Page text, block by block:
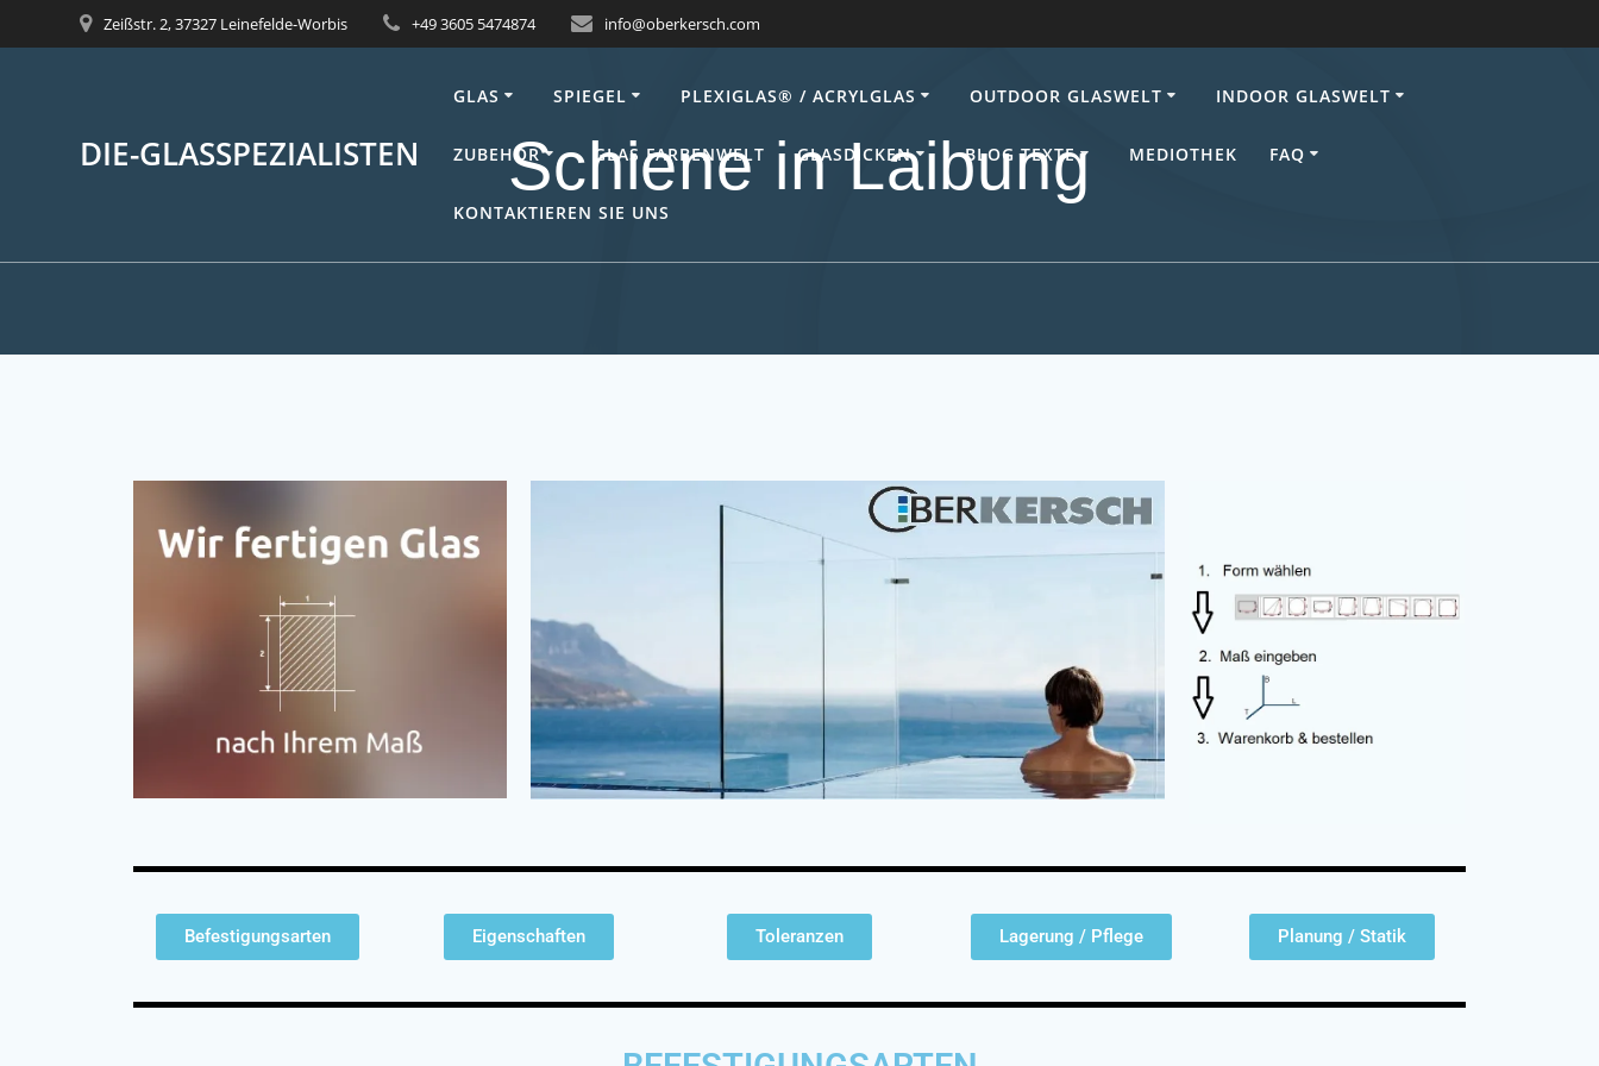
Zeißstr. 2, 37327 Leinefelde-Worbis +49 3605 5474874 info@oberkersch.com
DIE-GLASSPEZIALISTEN
GLAS SPIEGEL PLEXIGLAS® / ACRYLGLAS OUTDOOR GLASWELT INDOOR GLASWELT
ZUBEHÖR GLAS FARBENWELT GLASDICKEN BLOG TEXTE MEDIOTHEK FAQ
KONTAKTIEREN SIE UNS
Schiene in Laibung
Befestigungsarten Eigenschaften Toleranzen Lagerung / Pflege Planung / Statik